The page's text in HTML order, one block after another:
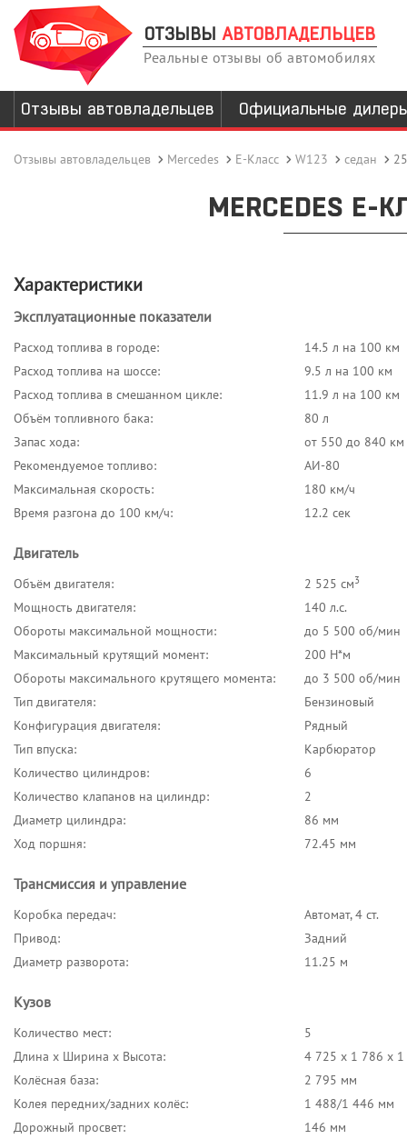
ОТЗЫВЫ АВТОВЛАДЕЛЬЦЕВ
Реальные отзывы об автомобилях
Отзывы автовладельцев Официальные
Отзывы автовладельцев Mercedes E-Класс W123 седан
MERCEDES
Характеристики
Эксплуатационные показатели
Расход топлива в городе:
14.5 л на 100 км
Расход топлива на шоссе:
9.5 л на 100 км
Расход топлива в смешанном цикле:
11.9 л на 100 км
Объём топливного бака:
80 л
Запас хода:
от 550 до 840 км
Рекомендуемое топливо:
АИ-80
Максимальная скорость:
180 км/ч
Время разгона до 100 км/ч:
12.2 сек
Двигатель
Объём двигателя: 2 525 см3
Мощность двигателя:
140 л.с.
Обороты максимальной мощности:
до 5 500 об/мин
Максимальный крутящий момент:
200 Н*м
Обороты максимального крутящего момента:
до 3 500 об/мин
Тип двигателя:
Бензиновый
Конфигурация двигателя:
Рядный
Тип впуска:
Карбюратор
Количество цилиндров:
6
Количество клапанов на цилиндр:
2
Диаметр цилиндра:
86 мм
Ход поршня:
72.45 мм
Трансмиссия и управление
Коробка передач:
Автомат, 4 ст.
Привод:
Задний
Диаметр разворота:
11.25 м
Кузов
Количество мест:
5
Длина x Ширина x Высота:
4 725 x 1 786 x
Колёсная база:
2 795 мм
Колея передних/задних колёс:
1 488/1 446 мм
Дорожный просвет:
146 мм